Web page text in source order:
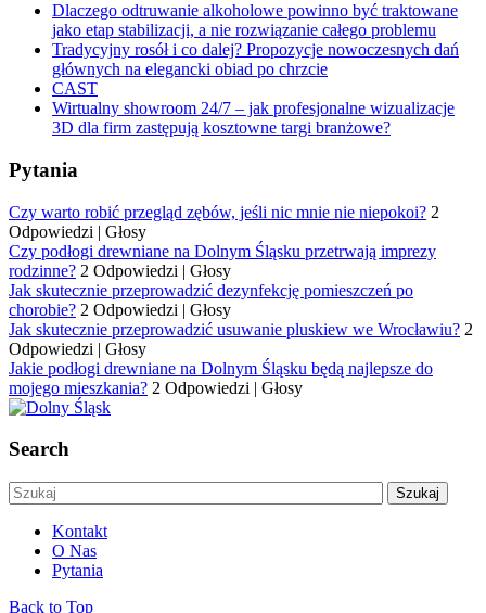
Dlaczego odtruwanie alkoholowe powinno być traktowane
jako etap stabilizacji, a nie rozwiązanie całego problemu
Tradycyjny rosół i co dalej? Propozycje nowoczesnych dań
głównych na elegancki obiad po chrzcie
CAST
Wirtualny showroom 24/7 – jak profesjonalne wizualizacje
3D dla firm zastępują kosztowne targi branżowe?
Pytania
Czy warto robić przegląd zębów, jeśli nic mnie nie niepokoi? 2
Odpowiedzi | Głosy
Czy podłogi drewniane na Dolnym Śląsku przetrwają imprezy
rodzinne? 2 Odpowiedzi | Głosy
Jak skutecznie przeprowadzić dezynfekcję pomieszczeń po
chorobie? 2 Odpowiedzi | Głosy
Jak skutecznie przeprowadzić usuwanie pluskiew we Wrocławiu? 2
Odpowiedzi | Głosy
Jakie podłogi drewniane na Dolnym Śląsku będą najlepsze do
mojego mieszkania? 2 Odpowiedzi | Głosy
Search
Kontakt
O Nas
Pytania
Back to Top